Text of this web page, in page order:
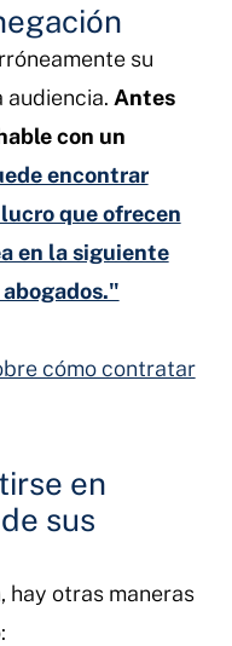
su
audiencia. Antes
con un
encontrar
que ofrecen
en la siguiente
cómo contratar
en
sus
hay otras maneras